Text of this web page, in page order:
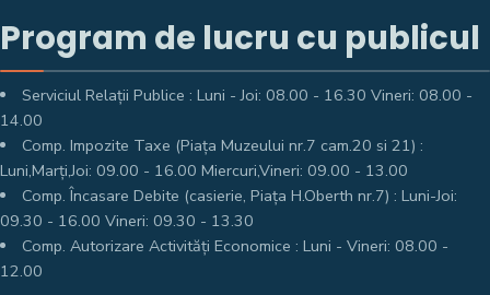
Program de lucru cu publicul
Serviciul Relații Publice : Luni - Joi: 08.00 - 16.30 Vineri: 08.00 -
14.00
Comp. Impozite Taxe (Piața Muzeului nr.7 cam.20 si 21) :
Luni,Marți,Joi: 09.00 - 16.00 Miercuri,Vineri: 09.00 - 13.00
Comp. Încasare Debite (casierie, Piața H.Oberth nr.7) : Luni-Joi:
09.30 - 16.00 Vineri: 09.30 - 13.30
Comp. Autorizare Activități Economice : Luni - Vineri: 08.00 -
12.00